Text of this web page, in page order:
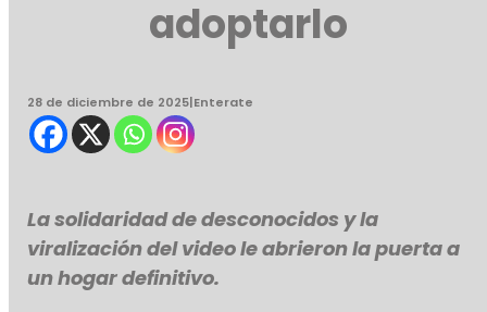
adoptarlo
28 de diciembre de 2025|Enterate
La solidaridad de desconocidos y la
viralización del video le abrieron la puerta a
un hogar definitivo.